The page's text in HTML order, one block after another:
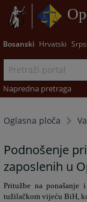
Bosanski Hrvatski
Napredna pretraga
Oglasna ploča
Podnošenje
zaposlenih u
Pritužbe na ponašanje
tužilačkom vijeću BiH,